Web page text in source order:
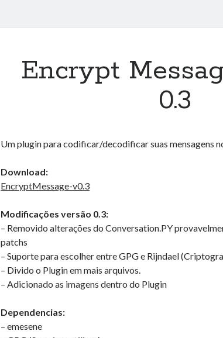
Encrypt
0.3
Um plugin para codificar/decodificar suas mensagens
Download:
EncryptMessage-v0.3
Modificações versão 0.3:
– Removido alterações do Conversation.PY
patchs
– Suporte para escolher entre GPG e Rijndael
– Divido o Plugin em mais arquivos.
– Adicionado as imagens dentro do Plugin
Dependencias:
– emesene